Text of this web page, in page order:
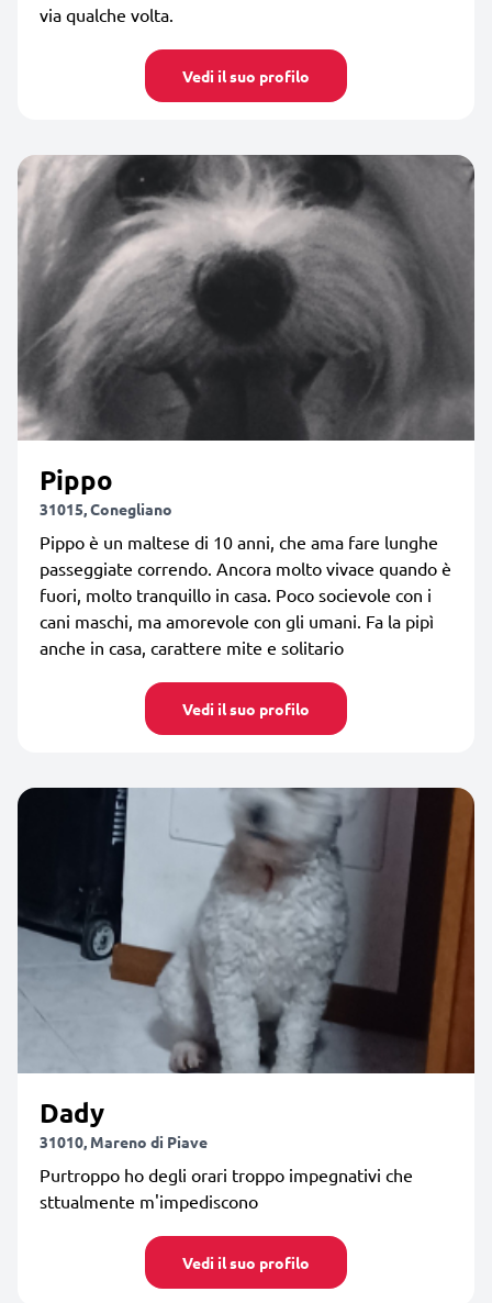
via qualche volta.
Vedi il suo profilo
Pippo
31015, Conegliano
Pippo è un maltese di 10 anni, che ama fare lunghe
passeggiate correndo. Ancora molto vivace quando è
fuori, molto tranquillo in casa. Poco socievole con i
cani maschi, ma amorevole con gli umani. Fa la pipì
anche in casa, carattere mite e solitario
Vedi il suo profilo
Dady
31010, Mareno di Piave
Purtroppo ho degli orari troppo impegnativi che
sttualmente m'impediscono
Vedi il suo profilo